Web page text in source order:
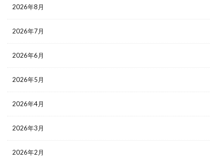
2026年8月
2026年7月
2026年6月
2026年5月
2026年4月
2026年3月
2026年2月